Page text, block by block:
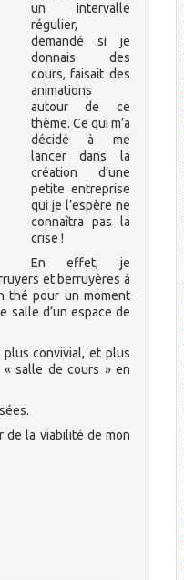
un intervalle
régulier,
demandé si je
donnais des
cours, faisait des
animations
autour de ce
thème. Ce qui m’a
décidé à me
lancer dans la
création d’une
petite entreprise
qui je l’espère ne
connaîtra pas la
crise !
En effet, je
et berruyères à
thé pour un moment
salle d’un espace de
convivial, et plus
« salle de cours » en
de la viabilité de mon